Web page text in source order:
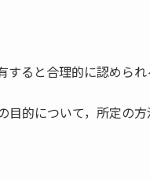
ると合理的に認めら
的について，所定の